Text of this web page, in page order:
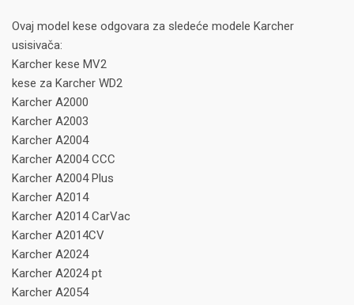
Ovaj model kese odgovara za sledeće modele Karcher
usisivača:
Karcher kese MV2
kese za Karcher WD2
Karcher A2000
Karcher A2003
Karcher A2004
Karcher A2004 CCC
Karcher A2004 Plus
Karcher A2014
Karcher A2014 CarVac
Karcher A2014CV
Karcher A2024
Karcher A2024 pt
Karcher A2054